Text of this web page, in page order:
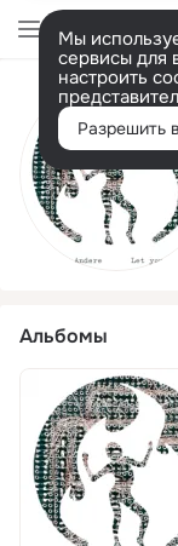
Мы
сервисы для
настроить
Разрешить
Альбомы